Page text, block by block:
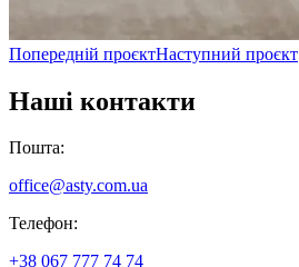
Попередній проєктНаступний проєкт
Наші контакти
Пошта:
office@asty.com.ua
Телефон:
+38 067 777 74 74